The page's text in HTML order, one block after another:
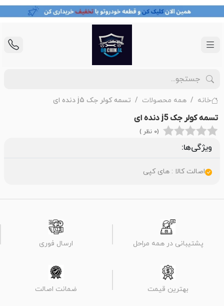
خانه همه محصولات تسمه کولر جک j5 دنده ای
تسمه کولر جک j5 دنده ای
(0 نظر )
ویژگی‌ها:
اصالت کالا : های کپی
پشتیبانی در همه مراحل ارسال فوری
بهترین قیمت ضمانت اصالت